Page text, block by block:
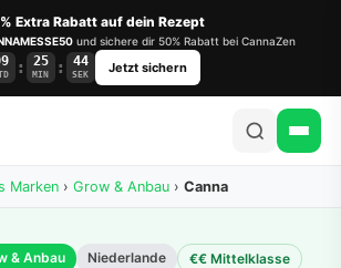
Extra Rabatt auf dein Rezept
und sichere dir 50% Rabatt bei CannaZen
: 25
MIN : 44
SEK Jetzt sichern
Marken › Grow & Anbau › Canna
& Anbau Niederlande
€€ Mittelklasse